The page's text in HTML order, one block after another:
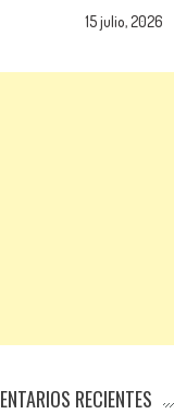
15 julio, 2026
RECIENTES